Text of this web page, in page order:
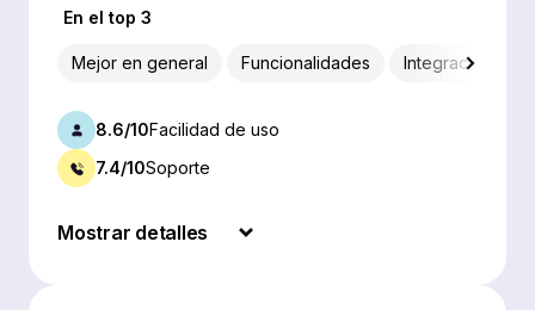
En el top 3
Mejor en general Funcionalidades Integraciones
8.6/10Facilidad de uso
7.4/10Soporte
Mostrar detalles